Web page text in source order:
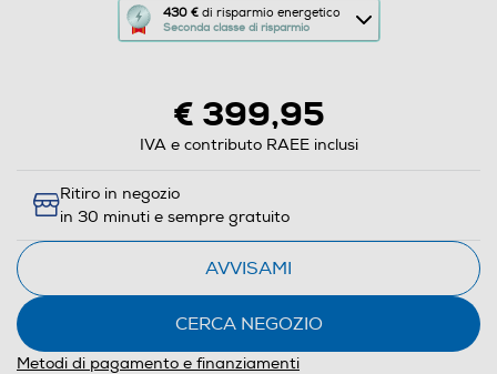
430 €di risparmio energetico
Seconda classe di risparmio
Questa
azione
Calcolatore
energetico
di
€ 399,95
IVA e contributo RAEE inclusi
Ritiro in negozio
in 30 minuti e sempre gratuito
AVVISAMI
CERCA NEGOZIO
Metodi di pagamento e finanziamenti